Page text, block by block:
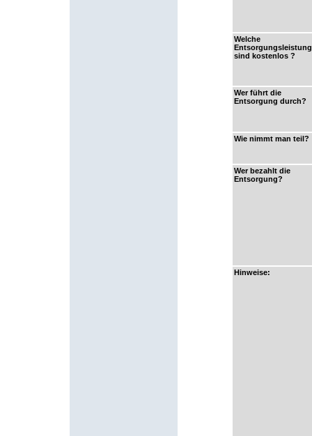
Welche
sind kostenlos ?
Wer führt die
Entsorgung durch?
Wie nimmt man teil?
Wer bezahlt die
Entsorgung?
Hinweise: